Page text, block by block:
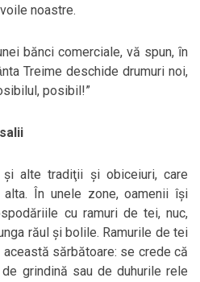
noastre.
bănci comerciale, vă spun, ȋn
Treime deschide drumuri noi,
posibil!”
alte tradiţii şi obiceiuri, care
În unele zone, oamenii îşi
cu ramuri de tei, nuc,
răul şi bolile. Ramurile de tei
sărbătoare: se crede că
grindină sau de duhurile rele